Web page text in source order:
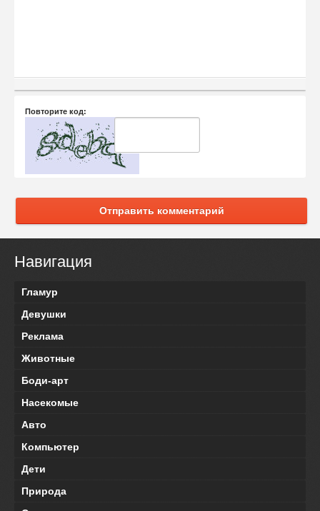
Повторите код:
Отправить комментарий
Навигация
Гламур
Девушки
Реклама
Животные
Боди-арт
Насекомые
Авто
Компьютер
Дети
Природа